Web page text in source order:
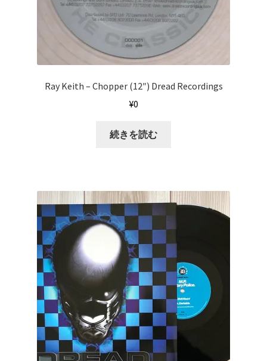
Ray Keith ‎– Chopper (12″) Dread Recordings
¥0
続きを読む